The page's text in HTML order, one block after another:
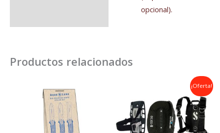
opcional).
Productos relacionados
¡Oferta!
original
era:
1.068,00€.
precio
actual
es:
949,00€.